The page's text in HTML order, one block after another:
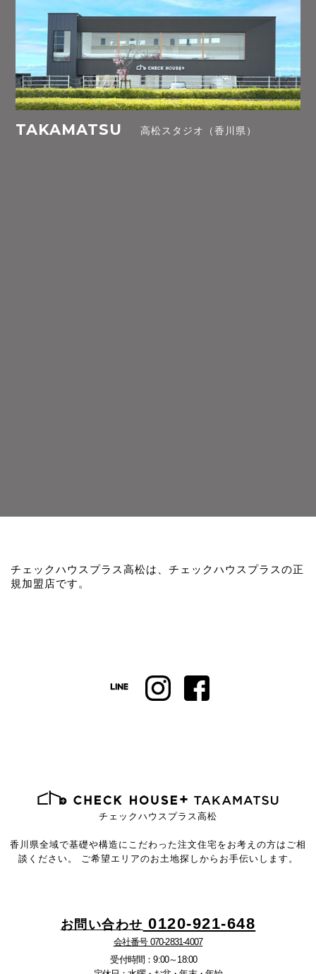
TAKAMATSU 高松スタジオ（香川県）
チェックハウスプラス高松は、チェックハウスプラスの正
規加盟店です。
チェックハウスプラス高松
香川県全域で基礎や構造にこだわった注文住宅を お考えの方はご相
談ください。
ご希望エリアのお土地探しからお手伝いします。
お問い合わせ 0120-921-648
会社番号 070-2831-4007
受付時間：9:00～18:00